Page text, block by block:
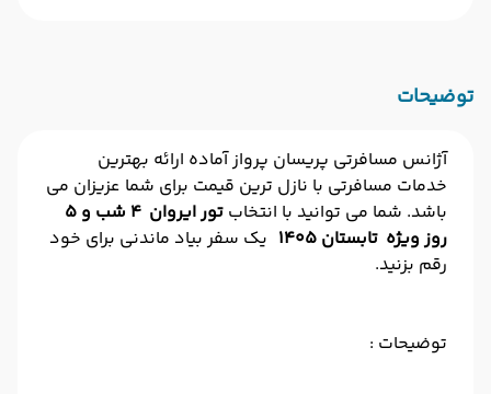
توضیحات
آژانس مسافرتی پریسان پرواز آماده ارائه بهترین
خدمات مسافرتی با نازل ترین قیمت برای شما عزیزان می
باشد. شما می توانید با انتخاب
تور ایروان 4 شب و 5
روز ویژه تابستان ۱۴۰5
یک سفر بیاد ماندنی برای خود
رقم بزنید.
توضیحات :